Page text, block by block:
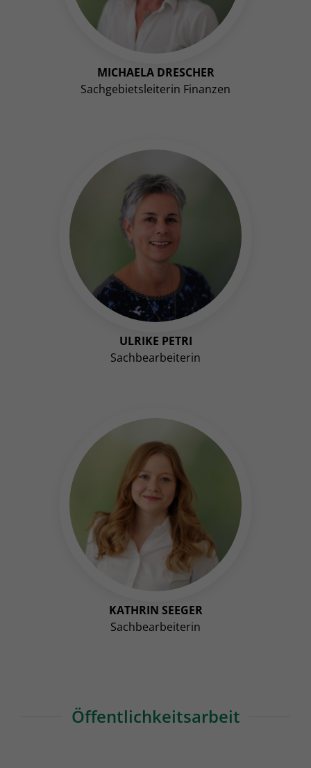
MICHAELA DRESCHER
Sachgebietsleiterin Finanzen
ULRIKE PETRI
Sachbearbeiterin
KATHRIN SEEGER
Sachbearbeiterin
Öffentlichkeitsarbeit